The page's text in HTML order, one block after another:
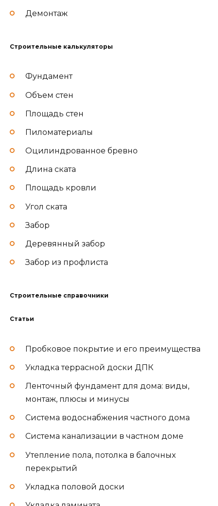
Демонтаж
Строительные калькуляторы
Фундамент
Объем стен
Площадь стен
Пиломатериалы
Оцилиндрованное бревно
Длина ската
Площадь кровли
Угол ската
Забор
Деревянный забор
Забор из профлиста
Строительные справочники
Статьи
Пробковое покрытие и его преимущества
Укладка террасной доски ДПК
Ленточный фундамент для дома: виды,
монтаж, плюсы и минусы
Система водоснабжения частного дома
Система канализации в частном доме
Утепление пола, потолка в балочных
перекрытий
Укладка половой доски